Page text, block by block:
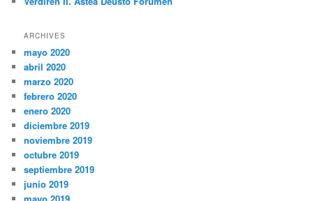
ARCHIVES
mayo 2020
abril 2020
marzo 2020
febrero 2020
enero 2020
diciembre 2019
noviembre 2019
octubre 2019
septiembre 2019
junio 2019